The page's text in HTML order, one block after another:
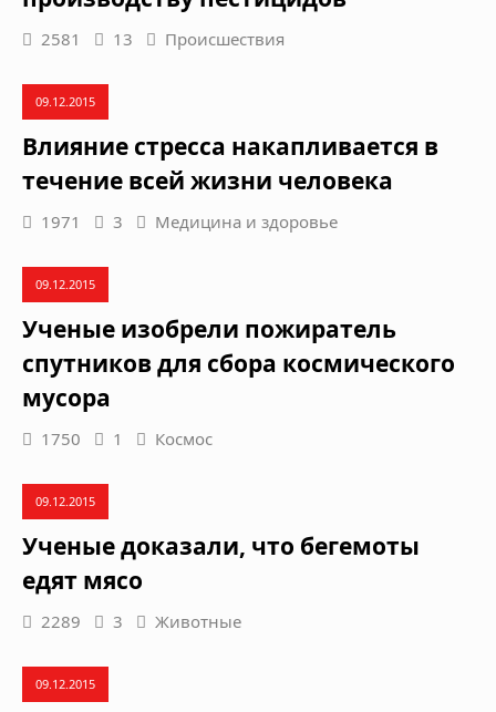
2581 13 Происшествия
09.12.2015
Влияние стресса накапливается в
течение всей жизни человека
1971 3 Медицина и здоровье
09.12.2015
Ученые изобрели пожиратель
спутников для сбора космического
мусора
1750 1 Космос
09.12.2015
Ученые доказали, что бегемоты
едят мясо
2289 3 Животные
09.12.2015